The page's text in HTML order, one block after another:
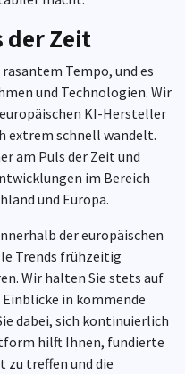
der Zeit
Tempo, und es
und Technologien. Wir
KI-Hersteller
extrem schnell wandelt.
am Puls der Zeit und
im Bereich
und Europa.
der europäischen
Trends frühzeitig
Wir halten Sie stets auf
in kommende
dabei, sich kontinuierlich
hilft Ihnen, fundierte
zu treffen und die